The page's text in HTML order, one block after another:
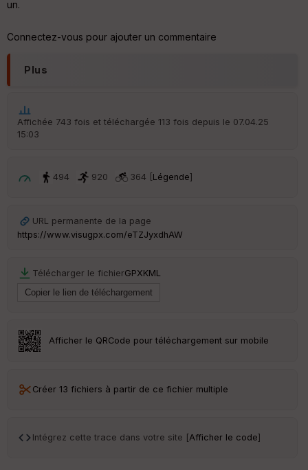
un.
Connectez-vous pour ajouter un commentaire
Plus
Affichée 743 fois et téléchargée 113 fois depuis le 07.04.25
15:03
494 920 364 [Légende]
URL permanente de la page
https://www.visugpx.com/eTZJyxdhAW
Télécharger le fichierGPXKML
Afficher le QRCode pour téléchargement sur mobile
Créer 13 fichiers à partir de ce fichier multiple
Intégrez cette trace dans votre site [Afficher le code]